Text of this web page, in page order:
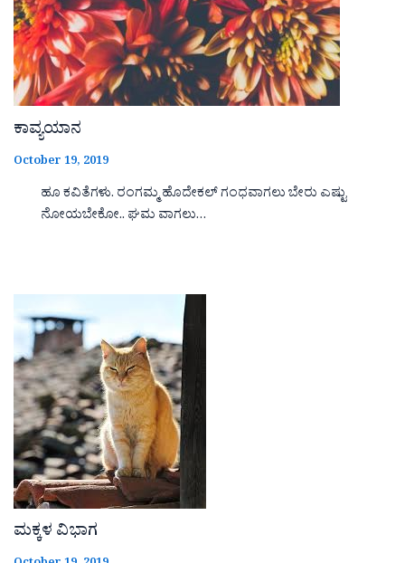
ಕಾವ್ಯಯಾನ
October 19, 2019
ಹೂ ಕವಿತೆಗಳು. ರಂಗಮ್ಮ ಹೊದೇಕಲ್ ಗಂಧವಾಗಲು ಬೇರು ಎಷ್ಟು
ನೋಯಬೇಕೋ.. ಘಮ ವಾಗಲು…
ಮಕ್ಕಳ ವಿಭಾಗ